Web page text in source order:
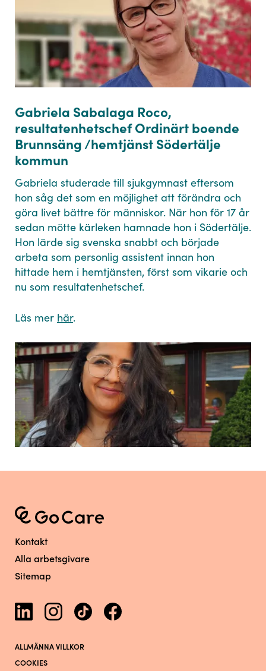
Gabriela Sabalaga Roco,
resultatenhetschef Ordinärt boende
Brunnsäng /hemtjänst Södertälje
kommun
Gabriela studerade till sjukgymnast eftersom
hon såg det som en möjlighet att förändra och
göra livet bättre för människor. När hon för 17 år
sedan mötte kärleken hamnade hon i Södertälje.
Hon lärde sig svenska snabbt och började
arbeta som personlig assistent innan hon
hittade hem i hemtjänsten, först som vikarie och
nu som resultatenhetschef.
Läs mer här.
Kontakt
Alla arbetsgivare
Sitemap
ALLMÄNNA VILLKOR
COOKIES